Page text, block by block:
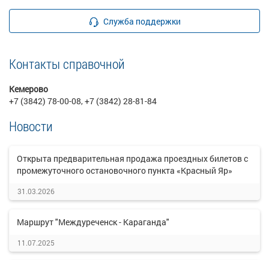
Служба поддержки
Контакты справочной
Кемерово
+7 (3842) 78-00-08, +7 (3842) 28-81-84
Новости
Открыта предварительная продажа проездных билетов с
промежуточного остановочного пункта «Красный Яр»
31.03.2026
Маршрут "Междуреченск - Караганда"
11.07.2025